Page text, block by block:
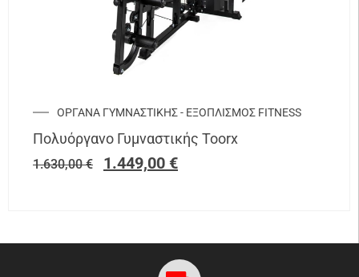
ΟΡΓΑΝΑ ΓΥΜΝΑΣΤΙΚΗΣ - ΕΞΟΠΛΙΣΜΟΣ FITNESS
Πολυόργανο Γυμναστικής Toorx
1.630,00€ 1.449,00 €